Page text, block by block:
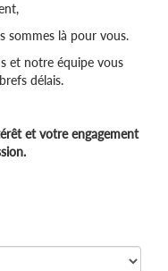
sommes là pour vous.
et notre équipe vous
délais.
et votre engagement